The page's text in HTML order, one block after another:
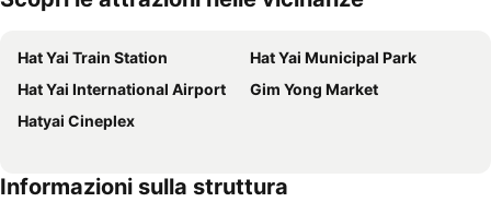
Espandi mappa
Hat Yai Train Station
Hat Yai Municipal Park
Hat Yai International Airport
Gim Yong Market
Hatyai Cineplex
Informazioni sulla struttura